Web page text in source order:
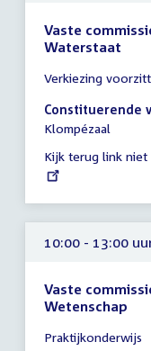
Vaste
Waterstaat
vergadering
10:00
-
10:15
uur
Verkiezing
Constituerende
Klompézaal
Kijk terug link
10:00 - 13:00
Vaste
Wetenschap
vergadering
Praktijkonderwijs